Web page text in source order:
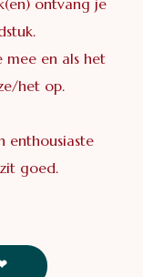
mee en als het
het op.
enthousiaste
goed.